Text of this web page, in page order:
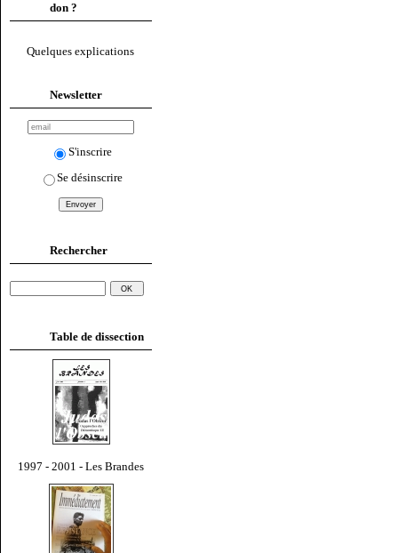
don ?
Quelques explications
Newsletter
S'inscrire
Se désinscrire
Rechercher
Table de dissection
1997 - 2001 - Les Brandes